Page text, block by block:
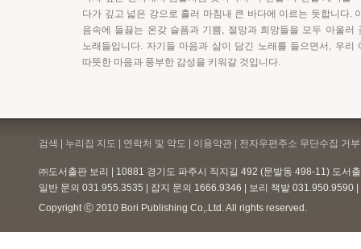
바보처럼 착하게 서 있는 우리 집
백창우 아저씨네 노래창고
아주 특별한 노래상자 이오덕·권
정생·임길택
다가 깊고 넓은 강으로 흘러 마침내 큰 바다에 이르는 듯합니다.
음속에 들끓는 온갖 슬픔과 기쁨, 절망과 희망들을 모두 아울러
노래들입니다. 자기들 마음과 삶이 담긴 노래를 들으면서, 우리
따뜻한 마음과 풍부한 감성을 키워갈 것입니다.
검색 | 누리집 지도 | 연락처 및 약도 | 이용약관 | 전자우편주소 무단수집 거
㈜도서출판 보리 | 10881 경기도 파주시 직지길 492 (문발동 498-11) 도서
일반 문의 031.955.3535 | 잡지 문의 1666.9346 | 보리 책밭 031.950.9590
Copyright ⓒ 2010 Bori Publishing Co,.Ltd. All rights reserved.